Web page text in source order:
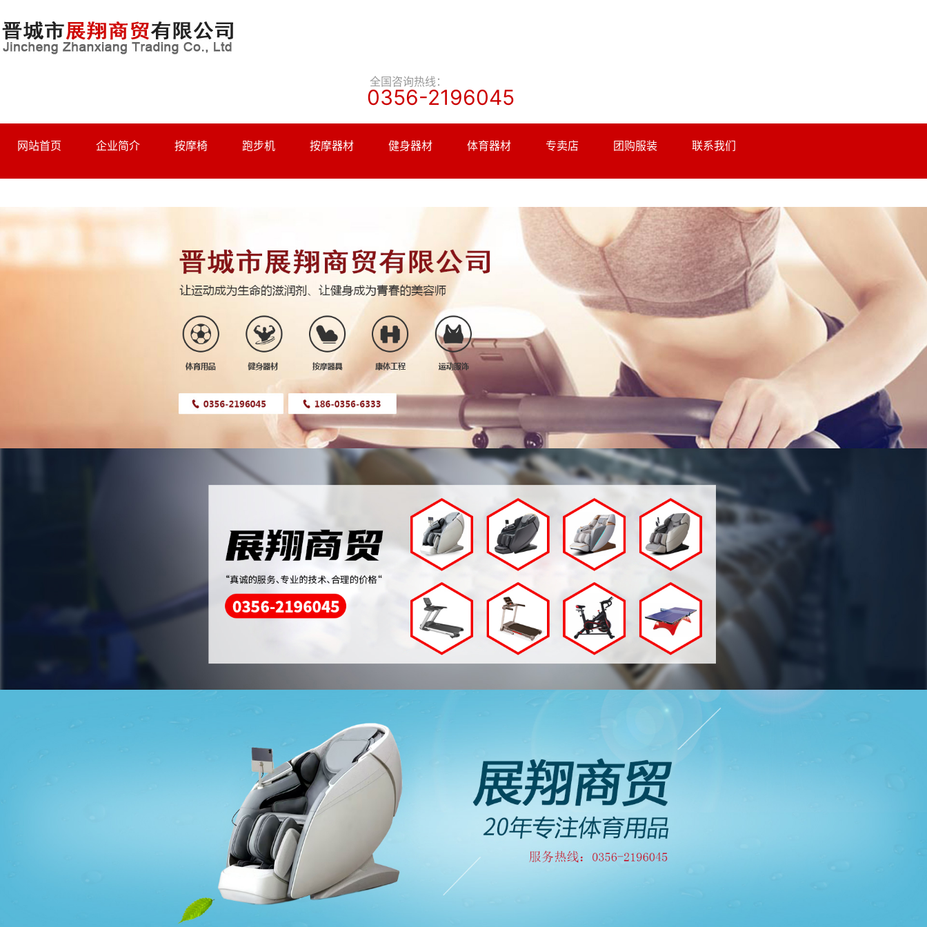
全国咨询热线：
0356-2196045
网站首页 企业简介 按摩椅 跑步机 按摩器材 健身器材 体育器材 专卖店 团购服装 联系我们